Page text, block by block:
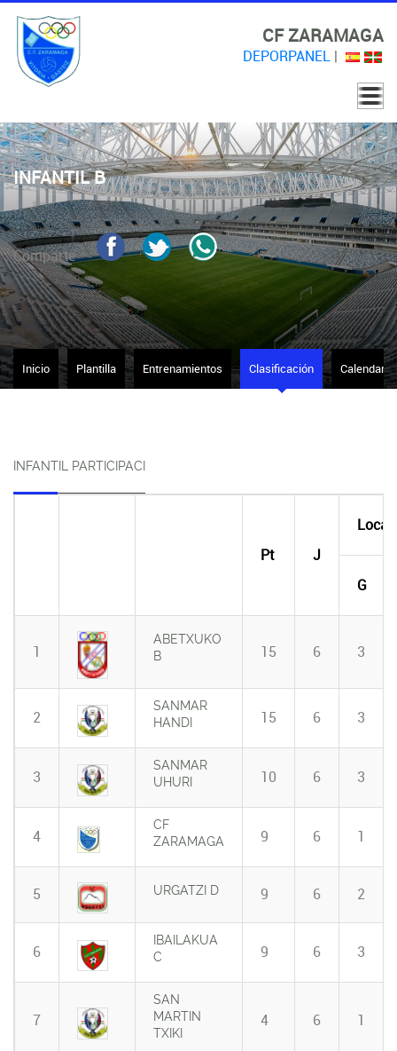
CF ZARAMAGA
DEPORPANEL |
INFANTIL B
Comparte
Inicio Plantilla Entrenamientos Clasificación Calendario
INFANTIL PARTICIPACI
Pt J
Local
G
1
ABETXUKO
B
15 6 3
2
SANMAR
HANDI
15 6 3
3
SANMAR
UHURI
10 6 3
4
CF
ZARAMAGA
9 6 1
5 URGATZI D 9 6 2
6
IBAILAKUA
C
9 6 3
7
SAN
MARTIN
TXIKI
4 6 1